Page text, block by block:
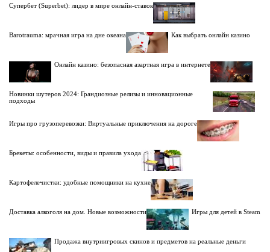
Супербет (Superbet): лидер в мире онлайн-ставок
Barotrauma: мрачная игра на дне океана Как выбрать онлайн казино
Онлайн казино: безопасная азартная игра в интернете
Новинки шутеров 2024: Грандиозные релизы и инновационные
подходы
Игры про грузоперевозки: Виртуальные приключения на дороге
Брекеты: особенности, виды и правила ухода
Картофелечистки: удобные помощники на кухне
Доставка алкоголя на дом. Новые возможности Игры для детей в Steam
Продажа внутриигровых скинов и предметов на реальные деньги